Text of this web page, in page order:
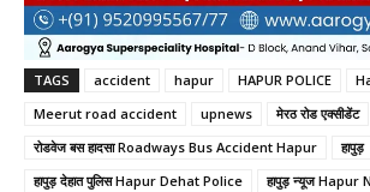
TAGS accident hapur HAPUR POLICE
Meerut road accident
upnews मेरठ रोड एक्सीडेंट
रोडवेज बस हादसा Roadways Bus Accident Hapur
हापुड़
हापुड़ देहात पुलिस Hapur Dehat Police
हापुड़ न्यूज Hapur